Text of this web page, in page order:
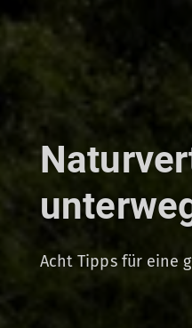
Acht Tipps für eine